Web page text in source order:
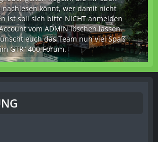
nachlesen könnt, wer damit nicht
ist soll sich bitte NICHT anmelden
vom ADMIN löschen lassen.
euch das Team nun viel Spaß
GTR1400-Forum.